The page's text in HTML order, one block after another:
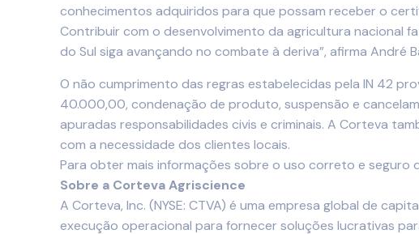
conhecimentos adquiridos para que possam receber o
Contribuir com o desenvolvimento da agricultura nacional
do Sul siga avançando no combate à deriva”, afirma
O não cumprimento das regras estabelecidas pela IN 42
40.000,00, condenação de produto, suspensão e
apuradas responsabilidades civis e criminais. A Corteva
com a necessidade dos clientes locais.
Para obter mais informaçõessobre o uso correto e seguro
Sobre a Corteva Agriscience
A Corteva, Inc. (NYSE: CTVA) é uma empresa global de
execução operacional para fornecer soluções lucrativas